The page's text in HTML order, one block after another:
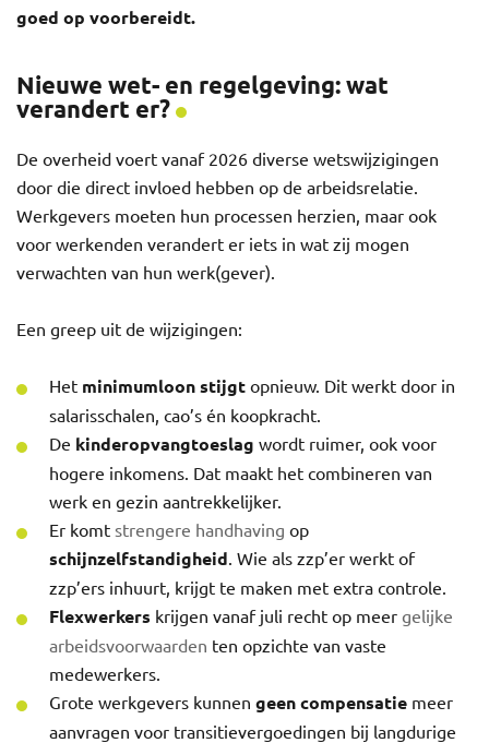
goed op voorbereidt.
Nieuwe wet- en regelgeving: wat
verandert er?
De overheid voert vanaf 2026 diverse wetswijzigingen
door die direct invloed hebben op de arbeidsrelatie.
Werkgevers moeten hun processen herzien, maar ook
voor werkenden verandert er iets in wat zij mogen
verwachten van hun werk(gever).
Een greep uit de wijzigingen:
Het minimumloon stijgt opnieuw. Dit werkt door in
salarisschalen, cao’s én koopkracht.
De kinderopvangtoeslag wordt ruimer, ook voor
hogere inkomens. Dat maakt het combineren van
werk en gezin aantrekkelijker.
Er komt strengere handhaving op
schijnzelfstandigheid. Wie als zzp’er werkt of
zzp’ers inhuurt, krijgt te maken met extra controle.
Flexwerkers krijgen vanaf juli recht op meer gelijke
arbeidsvoorwaarden ten opzichte van vaste
medewerkers.
Grote werkgevers kunnen geen compensatie meer
aanvragen voor transitievergoedingen bij langdurige